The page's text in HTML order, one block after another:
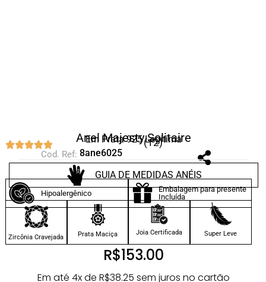
Anel Majesty Solitaire
Em Prata 925 Legítima
(12)
Cod. Ref: 8ane6025
GUIA DE MEDIDAS ANÉIS
Hipoalergênico
Embalagem para presente
Incluída
Zircônia Cravejada Prata Maciça Joia Certificada Super Leve
R$153.00
Em até 4x de R$38.25 sem juros no cartão